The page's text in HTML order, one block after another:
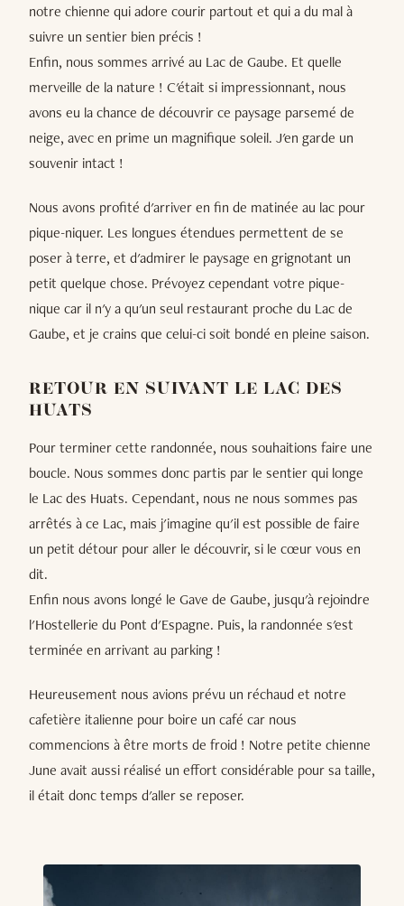
notre chienne qui adore courir partout et qui a du mal à
suivre un sentier bien précis !
Enfin, nous sommes arrivé au Lac de Gaube. Et quelle
merveille de la nature ! C'était si impressionnant, nous
avons eu la chance de découvrir ce paysage parsemé de
neige, avec en prime un magnifique soleil. J'en garde un
souvenir intact !
Nous avons profité d'arriver en fin de matinée au lac pour
pique-niquer. Les longues étendues permettent de se
poser à terre, et d'admirer le paysage en grignotant un
petit quelque chose. Prévoyez cependant votre pique-
nique car il n'y a qu'un seul restaurant proche du Lac de
Gaube, et je crains que celui-ci soit bondé en pleine saison.
RETOUR EN SUIVANT LE LAC DES
HUATS
Pour terminer cette randonnée, nous souhaitions faire une
boucle. Nous sommes donc partis par le sentier qui longe
le Lac des Huats. Cependant, nous ne nous sommes pas
arrêtés à ce Lac, mais j'imagine qu'il est possible de faire
un petit détour pour aller le découvrir, si le cœur vous en
dit.
Enfin nous avons longé le Gave de Gaube, jusqu'à rejoindre
l'Hostellerie du Pont d'Espagne. Puis, la randonnée s'est
terminée en arrivant au parking !
Heureusement nous avions prévu un réchaud et notre
cafetière italienne pour boire un café car nous
commencions à être morts de froid ! Notre petite chienne
June avait aussi réalisé un effort considérable pour sa taille,
il était donc temps d'aller se reposer.